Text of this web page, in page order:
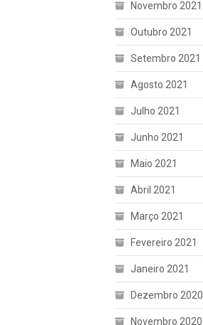
Novembro 2021
Outubro 2021
Setembro 2021
Agosto 2021
Julho 2021
Junho 2021
Maio 2021
Abril 2021
Março 2021
Fevereiro 2021
Janeiro 2021
Dezembro 2020
Novembro 2020